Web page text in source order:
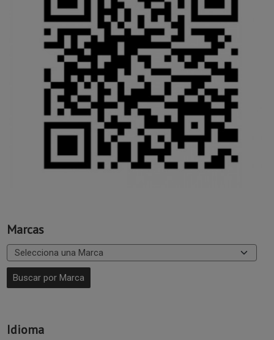
Marcas
Idioma